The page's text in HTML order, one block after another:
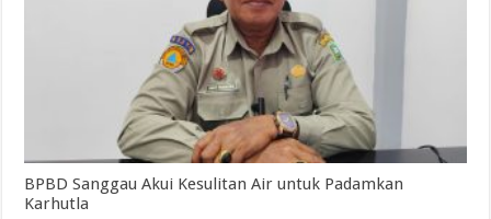
BPBD Sanggau Akui Kesulitan Air untuk Padamkan
Karhutla